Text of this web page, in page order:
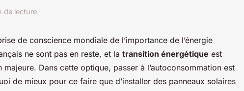
de lecture
de conscience mondiale de l’importance de l’énergie
ne sont pas en reste, et la transition énergétique est
Dans cette optique, passer à l’autoconsommation est
de mieux pour ce faire que d’installer des panneaux solaires